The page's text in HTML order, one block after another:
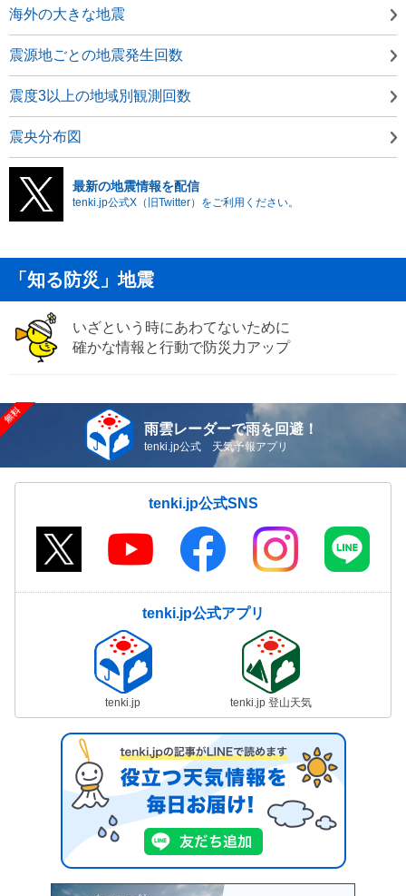
海外の大きな地震
震源地ごとの地震発生回数
震度3以上の地域別観測回数
震央分布図
最新の地震情報を配信
tenki.jp公式X（旧Twitter）をご利用ください。
「知る防災」地震
いざという時にあわてないために
確かな情報と行動で防災力アップ
雨雲レーダーで雨を回避！
tenki.jp公式 天気予報アプリ
tenki.jp公式SNS
tenki.jp公式アプリ
tenki.jp tenki.jp 登山天気